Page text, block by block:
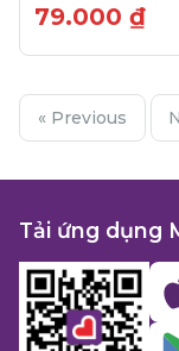
79.000 ₫
« Previous
Tải ứng dụng